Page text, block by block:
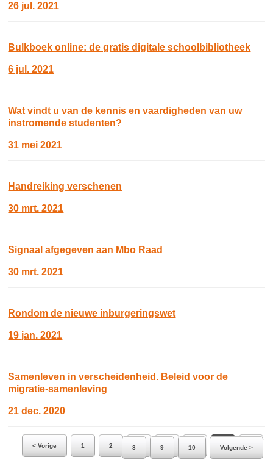
26 jul. 2021
Bulkboek online: de gratis digitale schoolbibliotheek
6 jul. 2021
Wat vindt u van de kennis en vaardigheden van uw
instromende studenten?
31 mei 2021
Handreiking verschenen
30 mrt. 2021
Signaal afgegeven aan Mbo Raad
30 mrt. 2021
Rondom de nieuwe inburgeringswet
19 jan. 2021
Samenleven in verscheidenheid. Beleid voor de
migratie-samenleving
21 dec. 2020
Ga naar pagina:
< Vorige
1 2 5 6 7
8 9 10 Volgende >